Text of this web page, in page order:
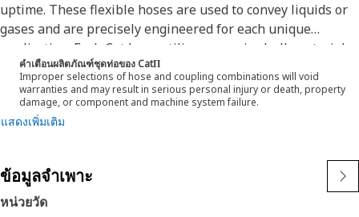
uptime. These flexible hoses are used to convey liquids or
gases and are precisely engineered for each unique
application. Each Cat hose utilizes superior bulk materials
and processes, fabricated specifically to withstand the
application’s pressure and flow requirements which will
ensure long life and proper machine functionality.
Engineered with a specific application in mind, every Cat
proper service and routing to existing systems on your Cat
Machine.
คำเตือนผลิตภัณฑ์ชุดท่อของ CatΠ
Improper selections of hose and coupling combinations will void
warranties and may result in serious personal injury or death, property
damage, or component and machine system failure.
แสดงเพิ่มเติม
ข้อมูลจำเพาะ
หน่วยวัด